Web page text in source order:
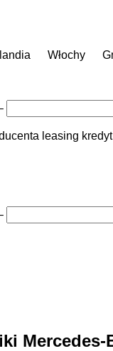
Włochy
leasing kredyt